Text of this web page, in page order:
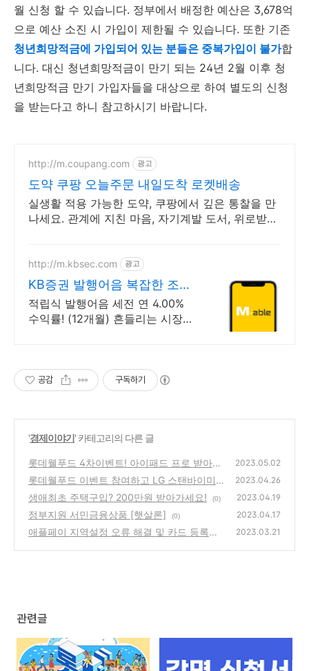
월 신청 할 수 있습니다. 정부에서 배정한 예산은 3,678억
으로 예산 소진 시 가입이 제한될 수 있습니다. 또한 기존
청년희망적금에 가입되어 있는 분들은 중복가입이 불가합
니다. 대신 청년희망적금이 만기 되는 24년 2월 이후 청
년희망적금 만기 가입자들을 대상으로 하여 별도의 신청
을 받는다고 하니 참고하시기 바랍니다.
http://m.coupang.com 광고
도약 쿠팡 오늘주문 내일도착 로켓배송
실생활 적용 가능한 도약, 쿠팡에서 깊은 통찰을 만
나세요. 관계에 지친 마음, 자기계발 도서, 위로받고
http://m.kbsec.com 광고
KB증권 발행어음 복잡한 조건
없이 누구나
적립식 발행어음 세전 연 4.00%
수익률! (12개월) 흔들리는 시장속
공감 구독하기
'경제이야기' 카테고리의 다른 글
롯데웰푸드 4차이벤트! 아이패드 프로 받아가
세요
(0)
2023.05.02
롯데웰푸드 이벤트 참여하고 LG 스탠바이미/
아이패드 프로 받아가세요
(0)
2023.04.26
생애최초 주택구입? 200만원 받아가세요! (0) 2023.04.19
정부지원 서민금융상품 [햇살론] (0) 2023.04.17
애플페이 지역설정 오류 해결 및 카드 등록방
2023.03.21
관련글